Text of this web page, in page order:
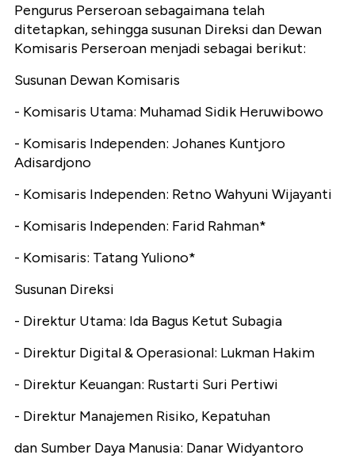
Pengurus Perseroan sebagaimana telah
ditetapkan, sehingga susunan Direksi dan Dewan
Komisaris Perseroan menjadi sebagai berikut:
Susunan Dewan Komisaris
- Komisaris Utama: Muhamad Sidik Heruwibowo
- Komisaris Independen: Johanes Kuntjoro
Adisardjono
- Komisaris Independen: Retno Wahyuni Wijayanti
- Komisaris Independen: Farid Rahman*
- Komisaris: Tatang Yuliono*
Susunan Direksi
- Direktur Utama: Ida Bagus Ketut Subagia
- Direktur Digital & Operasional: Lukman Hakim
- Direktur Keuangan: Rustarti Suri Pertiwi
- Direktur Manajemen Risiko, Kepatuhan
dan Sumber Daya Manusia: Danar Widyantoro